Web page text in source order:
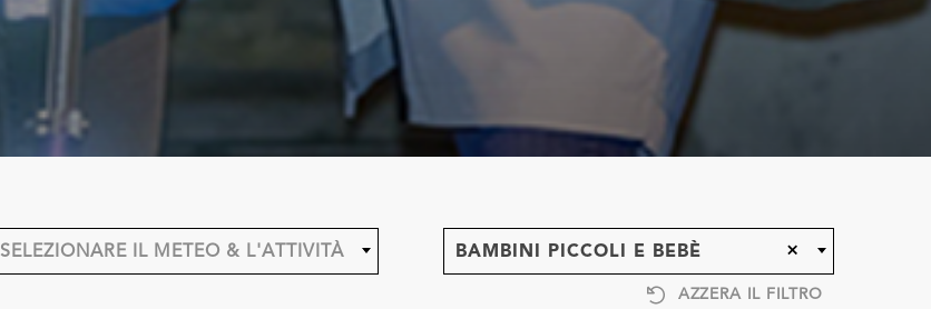
SELEZIONARE IL METEO & L'ATTIVITÀ ×
BAMBINI PICCOLI E BEBÈ
AZZERA IL FILTRO